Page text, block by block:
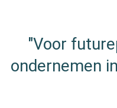
"Voor
ondernemen